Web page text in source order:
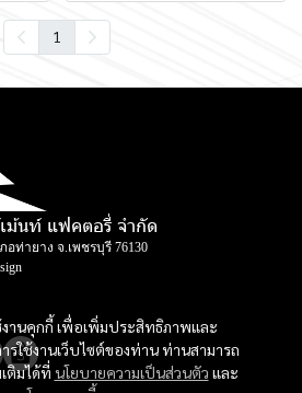
1
งานคุกกี้ เพื่อเพิ่มประสิทธิภาพและ
ใช้งานเว็บไซต์ของท่าน ท่านสามารถ
ติมได้ที่ นโยบายความเป็นส่วนตัว และ
ม้นท์ แฟคตอรี่ จำกัด
ท่ายาง จ.เพชรบุรี 76130